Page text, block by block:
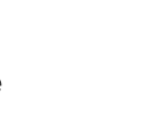
dell’aria